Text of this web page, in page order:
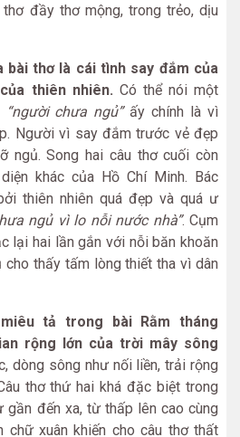
thơ đầy thơ mộng, trong trẻo, dịu
bài thơ là cái tình say đắm của
thiên nhiên. Có thể nói một
“người chưa ngủ”ấy chính là vì
Người vì say đắm trước vẻ đẹp
ngủ. Song hai câu thơ cuối còn
khác của Hồ Chí Minh. Bác
thiên nhiên quá đẹp và quá ư
ngủ vì lo nỗi nước nhà”. Cụm
lại hai lần gắn với nỗi băn khoăn
thấy tấm lòng thiết tha vì dân
tả trong bài Rằm tháng
rộng lớn của trời mây sông
dòng sông như nối liền, trải rộng
thơ thứ hai khá đặc biệt trong
đến xa, từ thấp lên cao cùng
xuân khiến cho câu thơ thất